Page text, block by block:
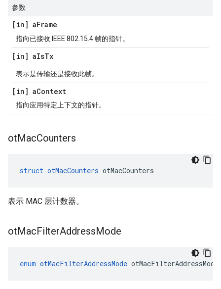
参数
[in] aFrame
指向已接收 IEEE 802.15.4 帧的指针。
[in] aIsTx
表示是传输还是接收此帧。
[in] aContext
指向应用特定上下文的指针。
otMacCounters
struct otMacCounters otMacCounters
表示 MAC 层计数器。
otMacFilterAddressMode
enum otMacFilterAddressMode otMacFilterAddressMode